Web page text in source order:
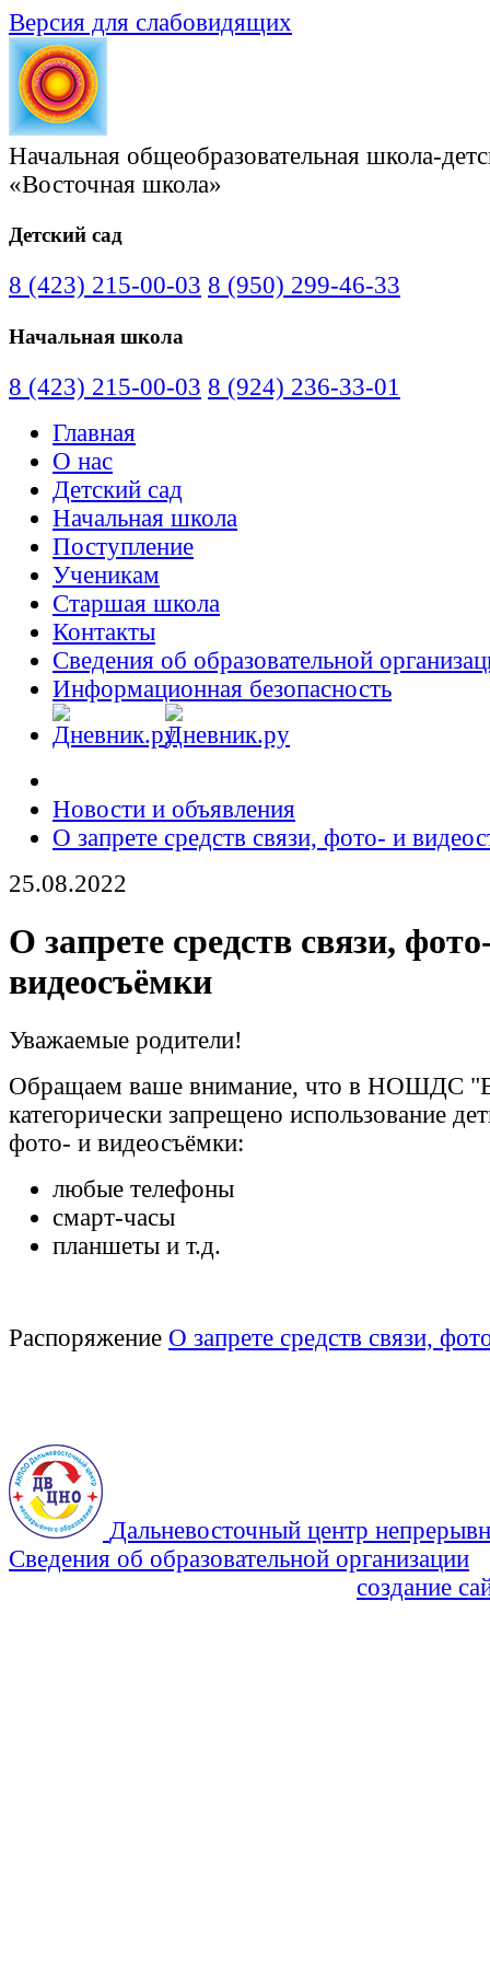
Версия для слабовидящих
Начальная общеобразовательная школа-
«Восточная школа»
Детский сад
8 (423) 215-00-03 8 (950) 299-46-33
Начальная школа
8 (423) 215-00-03 8 (924) 236-33-01
Главная
О нас
Детский сад
Начальная школа
Поступление
Ученикам
Старшая школа
Контакты
Сведения об образовательной
Информационная безопасность
Новости и объявления
О запрете средств связи, фото- и
25.08.2022
О запрете средств связи,
видеосъёмки
Уважаемые родители!
Обращаем ваше внимание, что в НОШДС
категорически запрещено использование
фото- и видеосъёмки:
любые телефоны
смарт-часы
планшеты и т.д.
Распоряжение О запрете средств связи,
Дальневосточный центр
Сведения об образовательной организации
создание